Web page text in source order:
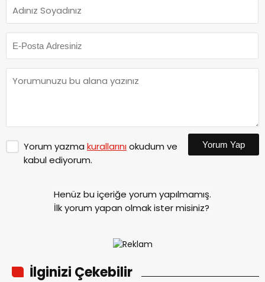
Yorum yazma kurallarınıokudum ve
kabul ediyorum.
Yorum Yap
Henüz bu içeriğe yorum yapılmamış.
İlk yorum yapan olmak ister misiniz?
İlginizi Çekebilir